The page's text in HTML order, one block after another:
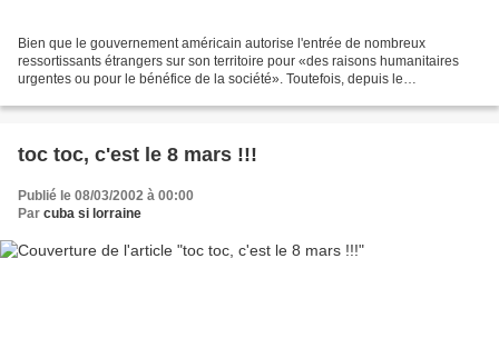
Bien que le gouvernement américain autorise l'entrée de nombreux
ressortissants étrangers sur son territoire pour «des raisons humanitaires
urgentes ou pour le bénéfice de la société». Toutefois, depuis le
toc toc, c'est le 8 mars !!!
Publié le 08/03/2002 à 00:00
Par cuba si lorraine